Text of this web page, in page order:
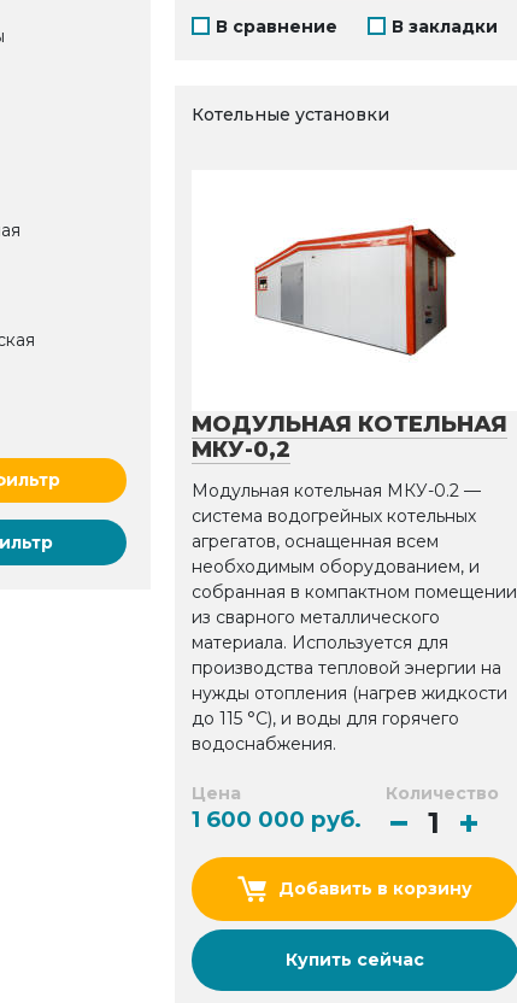
В сравнение В закладки
Котельные установки
МОДУЛЬНАЯ КОТЕЛЬНАЯ
МКУ-0,2
Модульная котельная МКУ-0.2 —
система водогрейных котельных
агрегатов, оснащенная всем
необходимым оборудованием, и
собранная в компактном помещении
из сварного металлического
материала. Используется для
производства тепловой энергии на
нужды отопления (нагрев жидкости
до 115 °С), и воды для горячего
водоснабжения.
Цена
1 600 000 руб.
Количество
Добавить в корзину
Купить сейчас